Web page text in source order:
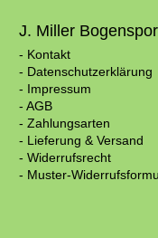
J. Miller
- Kontakt
- Datenschutzerklärung
- Impressum
- AGB
- Zahlungsarten
- Lieferung & Versand
- Widerrufsrecht
- Muster-